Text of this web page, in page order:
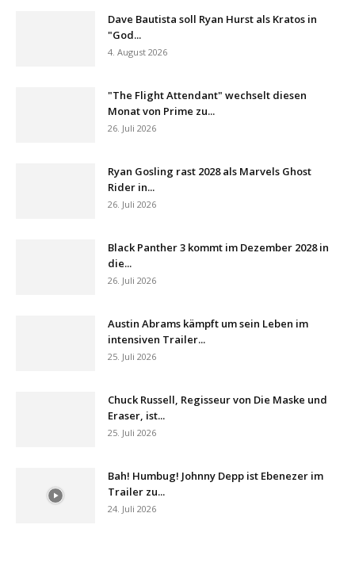
Dave Bautista soll Ryan Hurst als Kratos in
"God...
4. August 2026
"The Flight Attendant" wechselt diesen
Monat von Prime zu...
26. Juli 2026
Ryan Gosling rast 2028 als Marvels Ghost
Rider in...
26. Juli 2026
Black Panther 3 kommt im Dezember 2028 in
die...
26. Juli 2026
Austin Abrams kämpft um sein Leben im
intensiven Trailer...
25. Juli 2026
Chuck Russell, Regisseur von Die Maske und
Eraser, ist...
25. Juli 2026
Bah! Humbug! Johnny Depp ist Ebenezer im
Trailer zu...
24. Juli 2026